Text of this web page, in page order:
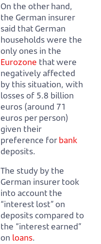
On the other hand,
the German insurer
said that German
households were the
only ones in the
Eurozone that were
negatively affected
by this situation, with
losses of 5.8 billion
euros (around 71
euros per person)
given their
preference forbank
deposits.
The study by the
German insurer took
into account the
“interest lost” on
depositscompared to
the “interest earned”
on loans.